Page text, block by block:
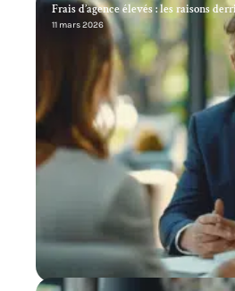
Frais d’agence élevés : les raisons
11 mars 2026